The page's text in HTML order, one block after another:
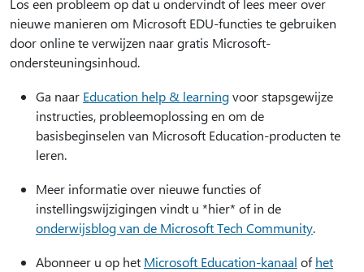
Los een probleem op dat u ondervindt of lees meer over
nieuwe manieren om Microsoft EDU-functies te gebruiken
door online te verwijzen naar gratis Microsoft-
ondersteuningsinhoud.
Ga naar Education help & learningvoor stapsgewijze
instructies, probleemoplossing en om de
basisbeginselen van Microsoft Education-producten te
leren.
Meer informatie over nieuwe functies of
instellingswijzigingen vindt u *hier* of in de
onderwijsblog van de Microsoft Tech Community.
Abonneer u op het Microsoft Education-kanaal ofhet